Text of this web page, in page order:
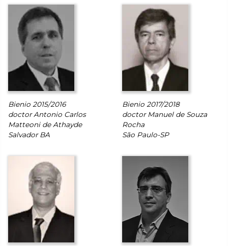
Bienio 2015/2016
doctor Antonio Carlos
Matteoni de Athayde
Salvador BA
Bienio 2017/2018
doctor Manuel de Souza
Rocha
São Paulo-SP